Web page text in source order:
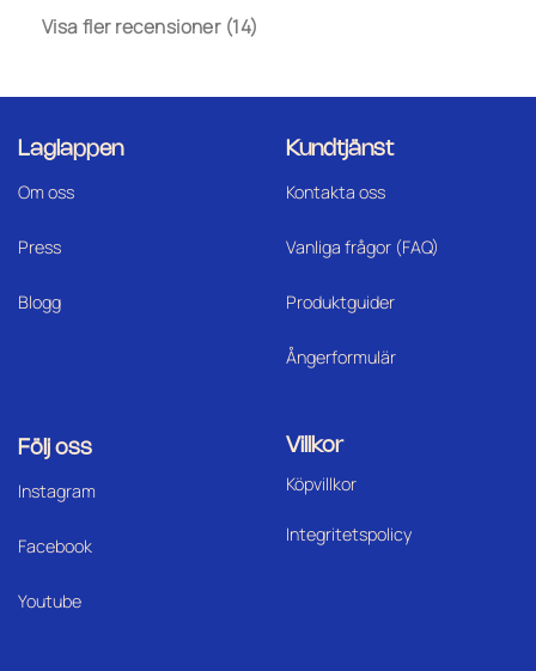
Visa fler recensioner (14)
Laglappen
Om oss
Press
Blogg
Kundtjänst
Kontakta oss
Vanliga frågor (FAQ)
Produktguider
Ångerformulär
Följ oss
Instagram
Facebook
Youtube
Villkor
Köpvillkor
Integritetspolicy